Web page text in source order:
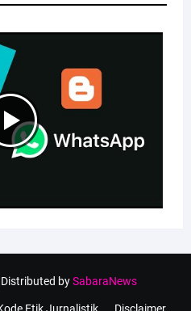
bySabaraNews